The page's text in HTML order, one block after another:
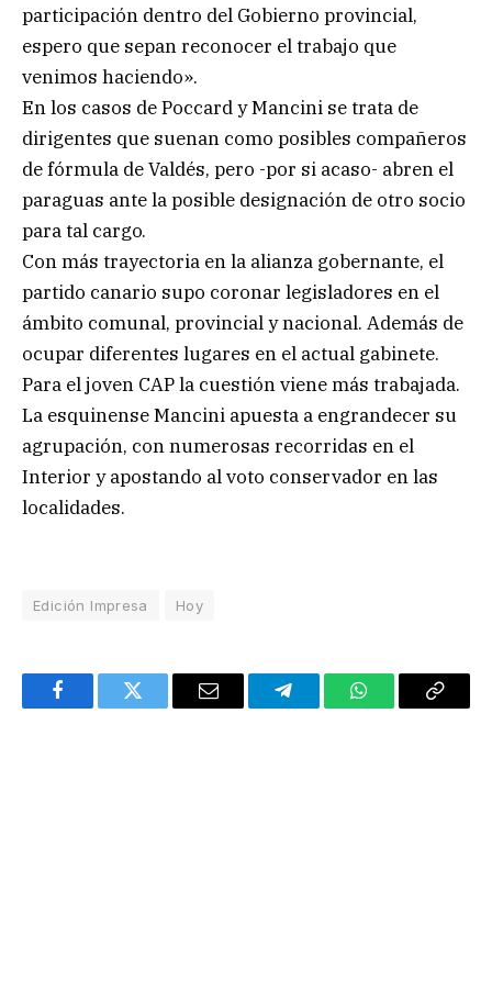
participación dentro del Gobierno provincial,
espero que sepan reconocer el trabajo que
venimos haciendo».
En los casos de Poccard y Mancini se trata de
dirigentes que suenan como posibles compañeros
de fórmula de Valdés, pero -por si acaso- abren el
paraguas ante la posible designación de otro socio
para tal cargo.
Con más trayectoria en la alianza gobernante, el
partido canario supo coronar legisladores en el
ámbito comunal, provincial y nacional. Además de
ocupar diferentes lugares en el actual gabinete.
Para el joven CAP la cuestión viene más trabajada.
La esquinense Mancini apuesta a engrandecer su
agrupación, con numerosas recorridas en el
Interior y apostando al voto conservador en las
localidades.
Edición Impresa Hoy
FacebookTwitter Email TelegramWhatsAppCopy